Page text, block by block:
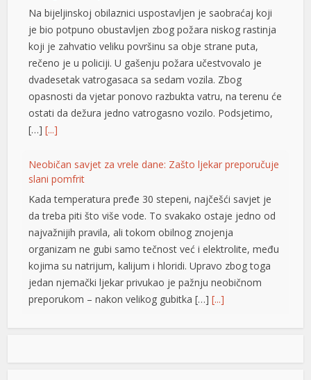
Na bijeljinskoj obilaznici uspostavljen je saobraćaj koji
je bio potpuno obustavljen zbog požara niskog rastinja
koji je zahvatio veliku površinu sa obje strane puta,
rečeno je u policiji. U gašenju požara učestvovalo je
dvadesetak vatrogasaca sa sedam vozila. Zbog
opasnosti da vjetar ponovo razbukta vatru, na terenu će
ostati da dežura jedno vatrogasno vozilo. Podsjetimo,
[…][...]
Neobičan savjet za vrele dane: Zašto ljekar preporučuje
slani pomfrit
Kada temperatura pređe 30 stepeni, najčešći savjet je
da treba piti što više vode. To svakako ostaje jedno od
najvažnijih pravila, ali tokom obilnog znojenja
organizam ne gubi samo tečnost već i elektrolite, među
kojima su natrijum, kalijum i hloridi. Upravo zbog toga
jedan njemački ljekar privukao je pažnju neobičnom
preporukom – nakon velikog gubitka […][...]